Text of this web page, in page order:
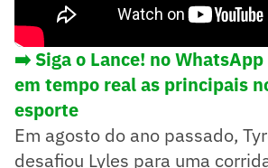
➡️ Siga o Lance! no
em tempo real as principais
esporte
Em agosto do ano passado,
desafiou Lyles para uma